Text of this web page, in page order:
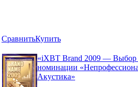
СравнитьКупить
«iXBT Brand 2009 — Выбор
номинации
Акустика»